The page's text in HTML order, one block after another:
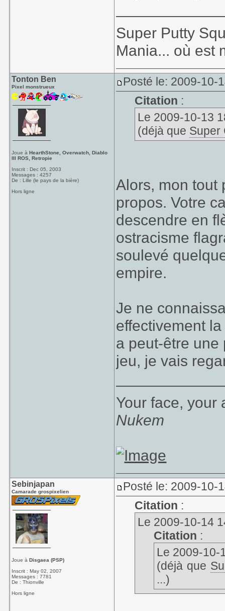
Super Putty
Mania... où est
Tonton Ben
Pixel monstrueux
Joue àHearthStone, Overwatch, Diablo
III ROS, Retropie
Inscrit : Dec 05, 2003
Messages : 4257
De : Lille (le pays de la bière)
Hors ligne
Posté le: 2009-10-
Citation :
Le 2009-10-13
(déjà que Super
Alors, mon tout
propos. Votre
descendre en
ostracisme
soulevé
empire.
Je ne
effectivement
a peut-être
jeu, je vais
Your face,
Nukem
Sebinjapan
Camarade grospixelien
Joue àDisgaea (PSP)
Inscrit : May 02, 2007
Messages : 7781
De : Thionville
Hors ligne
Posté le: 2009-10-
Citation :
Le 2009-10-14
Citation :
Le 2009-10-
(déjà que
...)